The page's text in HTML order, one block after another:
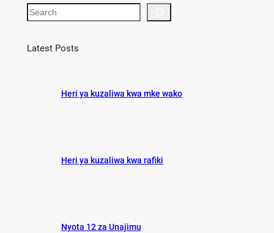
o
k
o
o
a
e
S
e
rLatest Posts
Heri ya kuzaliwa kwa mke wako
Heri ya kuzaliwa kwa rafiki
Nyota 12 za Unajimu